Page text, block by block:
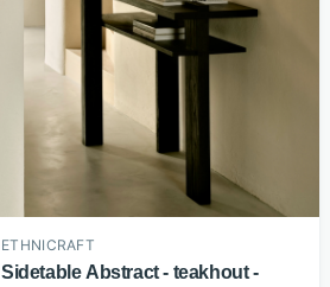
ETHNICRAFT
Sidetable Abstract - teakhout -